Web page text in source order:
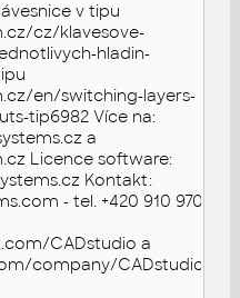
v tipu
cz/klavesove-
hladin-
en/switching-layers-
tip6982 Více na:
a
Licence software:
Kontakt:
- tel. +420 910 970
CADstudio a
company/CADstudio